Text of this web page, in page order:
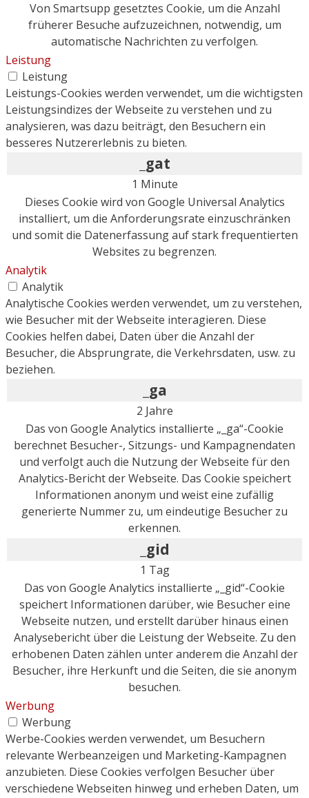
Von Smartsupp gesetztes Cookie, um die Anzahl
früherer Besuche aufzuzeichnen, notwendig, um
automatische Nachrichten zu verfolgen.
Leistung
Leistung
Leistungs-Cookies werden verwendet, um die wichtigsten
Leistungsindizes der Webseite zu verstehen und zu
analysieren, was dazu beiträgt, den Besuchern ein
besseres Nutzererlebnis zu bieten.
_gat
1 Minute
Dieses Cookie wird von Google Universal Analytics
installiert, um die Anforderungsrate einzuschränken
und somit die Datenerfassung auf stark frequentierten
Websites zu begrenzen.
Analytik
Analytik
Analytische Cookies werden verwendet, um zu verstehen,
wie Besucher mit der Webseite interagieren. Diese
Cookies helfen dabei, Daten über die Anzahl der
Besucher, die Absprungrate, die Verkehrsdaten, usw. zu
beziehen.
_ga
2 Jahre
Das von Google Analytics installierte „_ga“-Cookie
berechnet Besucher-, Sitzungs- und Kampagnendaten
und verfolgt auch die Nutzung der Webseite für den
Analytics-Bericht der Webseite. Das Cookie speichert
Informationen anonym und weist eine zufällig
generierte Nummer zu, um eindeutige Besucher zu
erkennen.
_gid
1 Tag
Das von Google Analytics installierte „_gid“-Cookie
speichert Informationen darüber, wie Besucher eine
Webseite nutzen, und erstellt darüber hinaus einen
Analysebericht über die Leistung der Webseite. Zu den
erhobenen Daten zählen unter anderem die Anzahl der
Besucher, ihre Herkunft und die Seiten, die sie anonym
besuchen.
Werbung
Werbung
Werbe-Cookies werden verwendet, um Besuchern
relevante Werbeanzeigen und Marketing-Kampagnen
anzubieten. Diese Cookies verfolgen Besucher über
verschiedene Webseiten hinweg und erheben Daten, um